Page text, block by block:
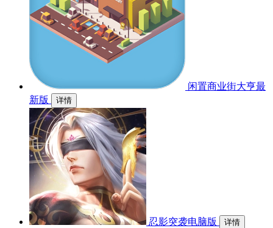
闲置商业街大亨最
新版
详情
忍影突袭电脑版 详情